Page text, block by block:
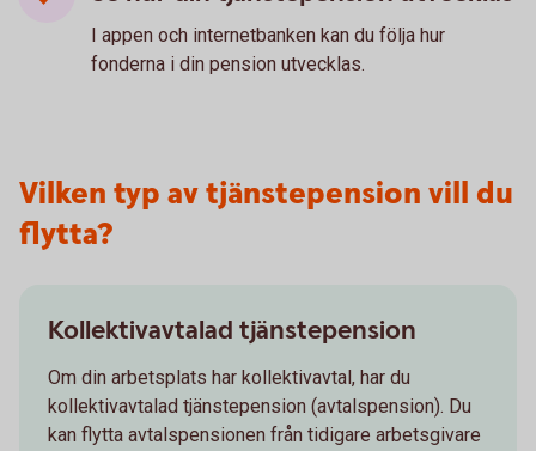
I appen och internetbanken kan du följa hur
fonderna i din pension utvecklas.
Vilken typ av tjänstepension vill du
flytta?
Kollektivavtalad tjänstepension
Om din arbetsplats har kollektivavtal, har du
kollektivavtalad tjänstepension (avtalspension). Du
kan flytta avtalspensionen från tidigare arbetsgivare